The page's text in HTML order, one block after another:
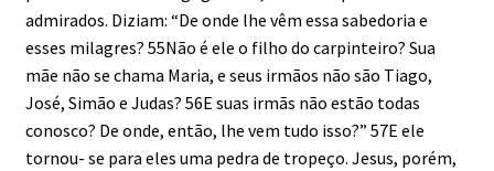
admirados. Diziam: “De onde lhe vêm essa sabedoria e
esses milagres? 55Não é ele o filho do carpinteiro? Sua
mãe não se chama Maria, e seus irmãos não são Tiago,
José, Simão e Judas? 56E suas irmãs não estão todas
conosco? De onde, então, lhe vem tudo isso?” 57E ele
tornou- se para eles uma pedra de tropeço. Jesus, porém,